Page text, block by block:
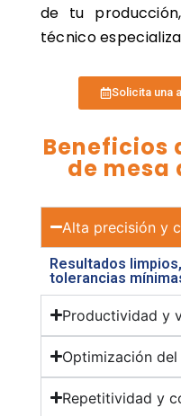
de tu
técnico
Solicita una
Beneficios
de mesa
Alta precisión y
Resultados
tolerancias
Productividad y
Optimización del
Repetitividad y